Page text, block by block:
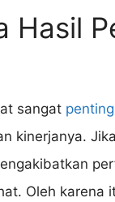
Hasil
sangat
kinerjanya.
Oleh karena